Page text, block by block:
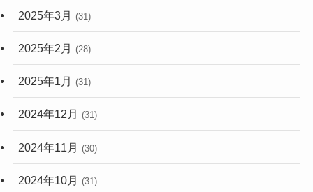
2025年3月 (31)
2025年2月 (28)
2025年1月 (31)
2024年12月 (31)
2024年11月 (30)
2024年10月 (31)